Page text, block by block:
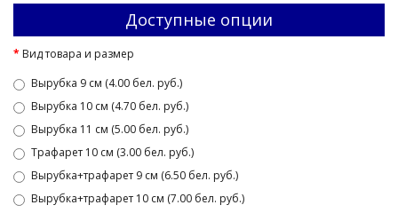
Доступные опции
Вид товара и размер
Вырубка 9 см (4.00 бел. руб.)
Вырубка 10 см (4.70 бел. руб.)
Вырубка 11 см (5.00 бел. руб.)
Трафарет 10 см (3.00 бел. руб.)
Вырубка+трафарет 9 см (6.50 бел. руб.)
Вырубка+трафарет 10 см (7.00 бел. руб.)